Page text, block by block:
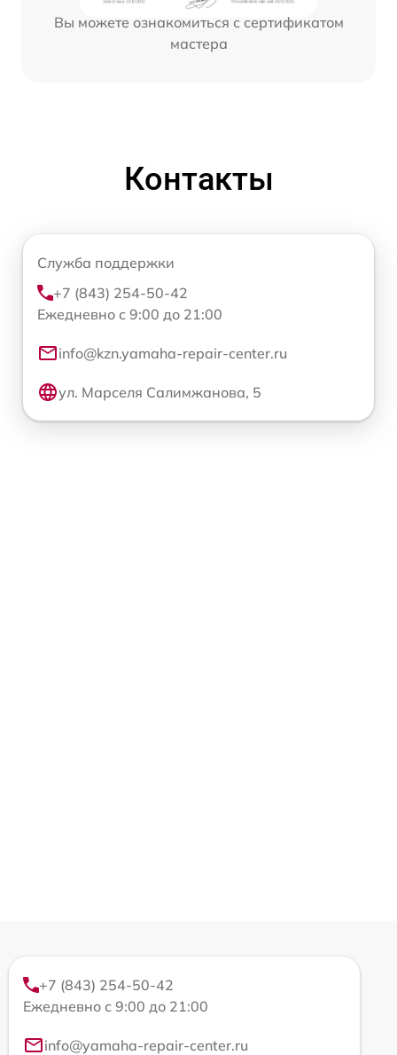
Вы можете ознакомиться с сертификатом
мастера
Контакты
Служба поддержки
+7 (843) 254-50-42
Ежедневно с 9:00 до 21:00
info@kzn.yamaha-repair-center.ru
ул. Марселя Салимжанова, 5
+7 (843) 254-50-42
Ежедневно с 9:00 до 21:00
info@yamaha-repair-center.ru